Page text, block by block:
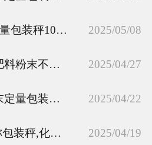
橡胶粉粉末半自动定量包装秤10-30kg 2025/05/08
10-40公斤有机复合肥料粉末不锈钢定量包装秤品牌 2025/04/27
10-30公斤多功能粉末定量包装秤多少钱 2025/04/22
粉末包装秤,粉末单称包装秤,化工粉末防爆包装秤品牌定制 2025/04/19